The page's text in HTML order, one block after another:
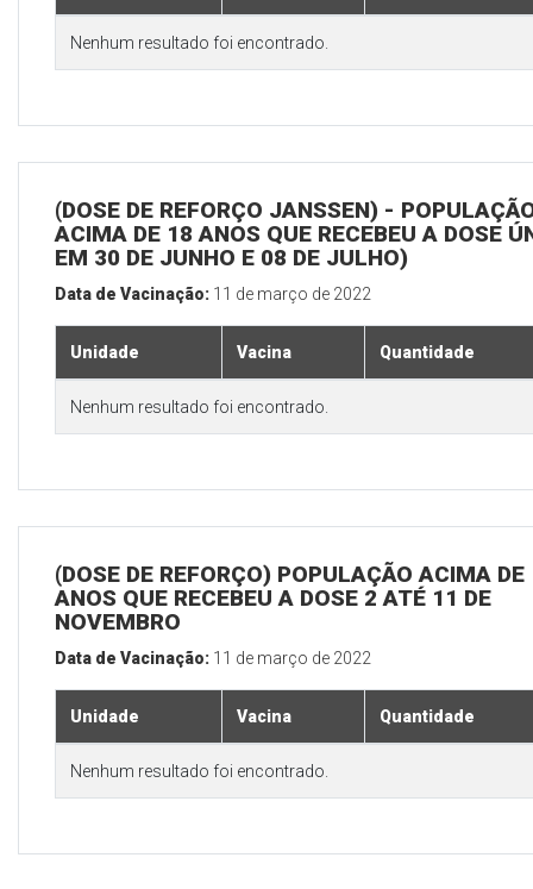
Nenhum resultado foi encontrado.
(DOSE DE REFORÇO JANSSEN) -
ACIMA DE 18 ANOS QUE RECEBEU A DOSE
EM 30 DE JUNHO E 08 DE JULHO)
Data de Vacinação: 11 de março de 2022
Unidade Vacina Quantidade
Nenhum resultado foi encontrado.
(DOSE DE REFORÇO) POPULAÇÃO ACIMA DE
ANOS QUE RECEBEU A DOSE 2 ATÉ 11 DE
NOVEMBRO
Data de Vacinação: 11 de março de 2022
Unidade Vacina Quantidade
Nenhum resultado foi encontrado.